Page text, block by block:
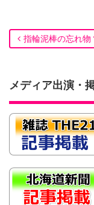
指輪泥棒の忘れ物
メディア出演・